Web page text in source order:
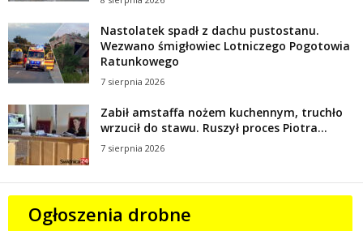
Nastolatek spadł z dachu pustostanu.
Wezwano śmigłowiec Lotniczego Pogotowia
Ratunkowego
7 sierpnia 2026
Zabił amstaffa nożem kuchennym, truchło
wrzucił do stawu. Ruszył proces Piotra...
7 sierpnia 2026
Ogłoszenia drobne